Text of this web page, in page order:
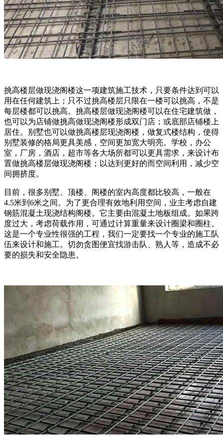
挑高楼层做现浇阁楼这一项建筑施工技术，只要条件达到可以
用在任何建筑上；只不过挑高楼层只限在一楼可以挑高，不是
每层楼都可以挑高。挑高楼层做现浇阁楼可以在住宅建筑做，
也可以为店铺做挑高做现浇阁楼形成双门店；或底部店铺楼上
居住。别墅也可以做挑高楼层现浇阁楼，做复式楼结构，使得
别墅装修的格局更具美感，空间更加宽大明亮。学校，办公
室，厂房，酒店，超市等各大场所都可以更具需求，来设计布
置做挑高楼层做现浇阁楼；以达到更好的而空间利用，减少空
间拥挤度。
目前，很多别墅、顶楼、阁楼的室内高度都比较高，一般在
4.5米到6米之间。为了更合理有效地利用空间，业主考虑自建
钢筋混凝土现浇结构阁楼。它主要由混凝土地板组成。如果跨
度过大，考虑荷载作用，可通过计算重量来设计圈梁和圈柱。
这是一个专业性很强的工程，我们一定要找一个专业的施工队
伍来设计和施工。切勿贪图便宜找游击队、熟人等，造成不必
要的损失和安全隐患。